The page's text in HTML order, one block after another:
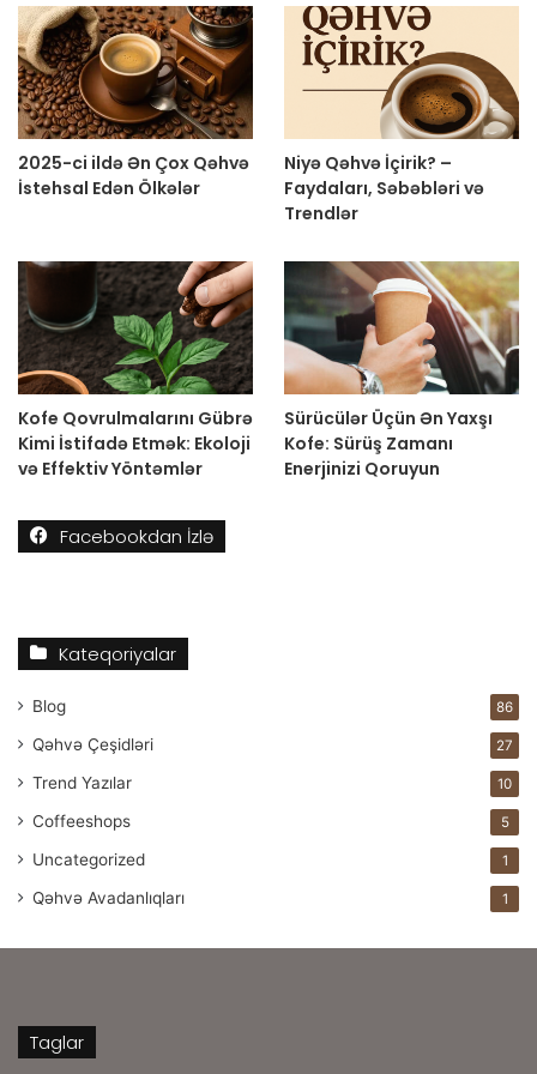
2025-ci ildə Ən Çox Qəhvə
İstehsal Edən Ölkələr
Niyə Qəhvə İçirik? –
Faydaları, Səbəbləri və
Trendlər
Kofe Qovrulmalarını Gübrə
Kimi İstifadə Etmək: Ekoloji
və Effektiv Yöntəmlər
Sürücülər Üçün Ən Yaxşı
Kofe: Sürüş Zamanı
Enerjinizi Qoruyun
Facebookdan İzlə
Kateqoriyalar
Blog 86
Qəhvə Çeşidləri 27
Trend Yazılar 10
Coffeeshops 5
Uncategorized 1
Qəhvə Avadanlıqları 1
Taglar